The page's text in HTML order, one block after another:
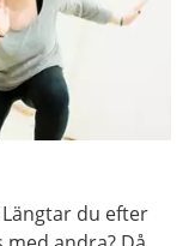
du efter